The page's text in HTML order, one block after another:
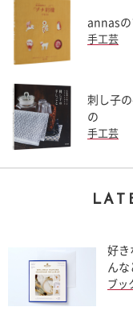
annasの
手工芸
刺し子
の
手工芸
好き
ん
ブッ